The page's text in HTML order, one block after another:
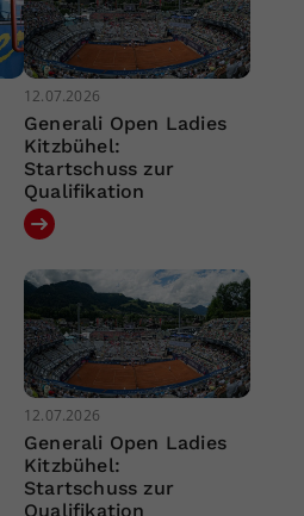
12.07.2026
Generali Open Ladies
Kitzbühel:
Startschuss zur
Qualifikation
12.07.2026
Generali Open Ladies
Kitzbühel:
Startschuss zur
Qualifikation